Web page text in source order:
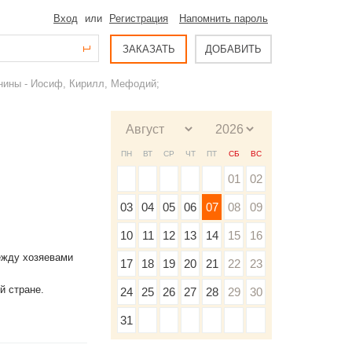
Вход или Регистрация Напомнить пароль
ЗАКАЗАТЬ ДОБАВИТЬ
- Иосиф, Кирилл, Мефодий;
хозяевами
стране.
ПН ВТ СР ЧТ ПТ СБ ВС
01 02
03 04 05 06 07 08 09
10 11 12 13 14 15 16
17 18 19 20 21 22 23
24 25 26 27 28 29 30
31